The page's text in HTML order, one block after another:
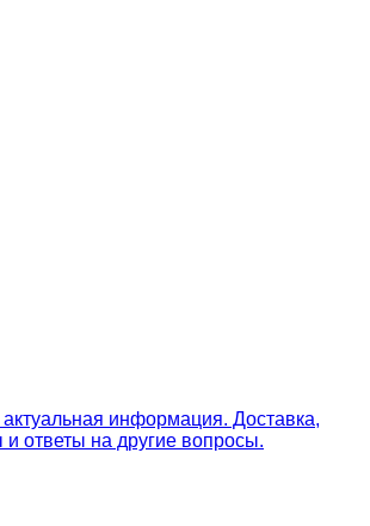
информация. Доставка,
и ответы на другие вопросы.